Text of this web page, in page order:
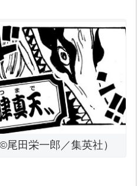
尾田栄一郎／集英社）